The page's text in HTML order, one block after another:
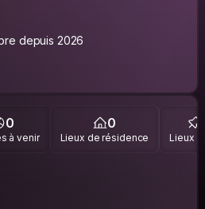
depuis 2026
0
à venir
0
Lieux de résidence Lieux